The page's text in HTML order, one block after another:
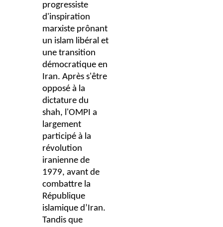
progressiste
d'inspiration
marxiste prônant
un islam libéral et
une transition
démocratique en
Iran. Après s'être
opposé à la
dictature du
shah, l'OMPI a
largement
participé à la
révolution
iranienne de
1979, avant de
combattre la
République
islamique d’Iran.
Tandis que